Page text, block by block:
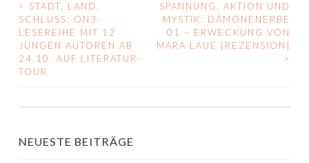
BEITRAGS-
NAVIGATION
<
STADT, LAND,
SCHLUSS: ON3-
LESEREIHE MIT 12
JUNGEN AUTOREN AB
24.10. AUF LITERATUR-
TOUR
SPANNUNG, AKTION UND
MYSTIK: DÄMONENERBE
01 – ERWECKUNG VON
MARA LAUE [REZENSION]
>
NEUESTE BEITRÄGE